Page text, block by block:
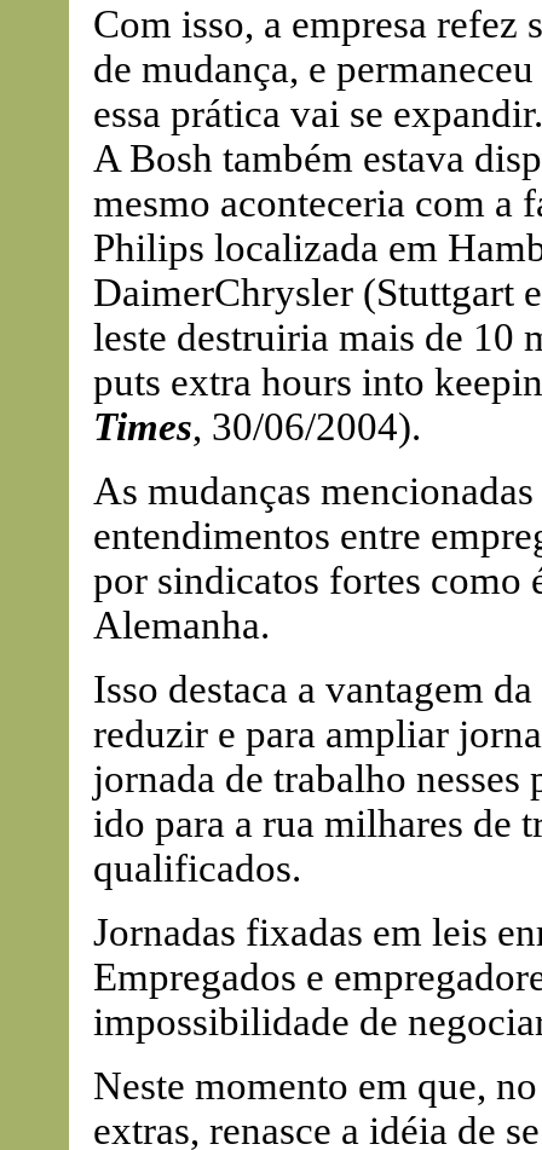
Com isso, a empresa refez
de mudança, e
essa prática vai se
A Bosh também estava
mesmo aconteceria com a
Philips localizada em
DaimerChrysler (Stuttgart
leste destruiria mais de 10
puts extra hours into
Times, 30/06/2004).
As mudanças
entendimentos entre
por sindicatos fortes como
Alemanha.
Isso destaca a vantagem
reduzir e para ampliar
jornada de trabalho
ido para a rua milhares de
qualificados.
Jornadas fixadas em leis
Empregados e
impossibilidade de
Neste momento em que,
extras, renasce a idéia de